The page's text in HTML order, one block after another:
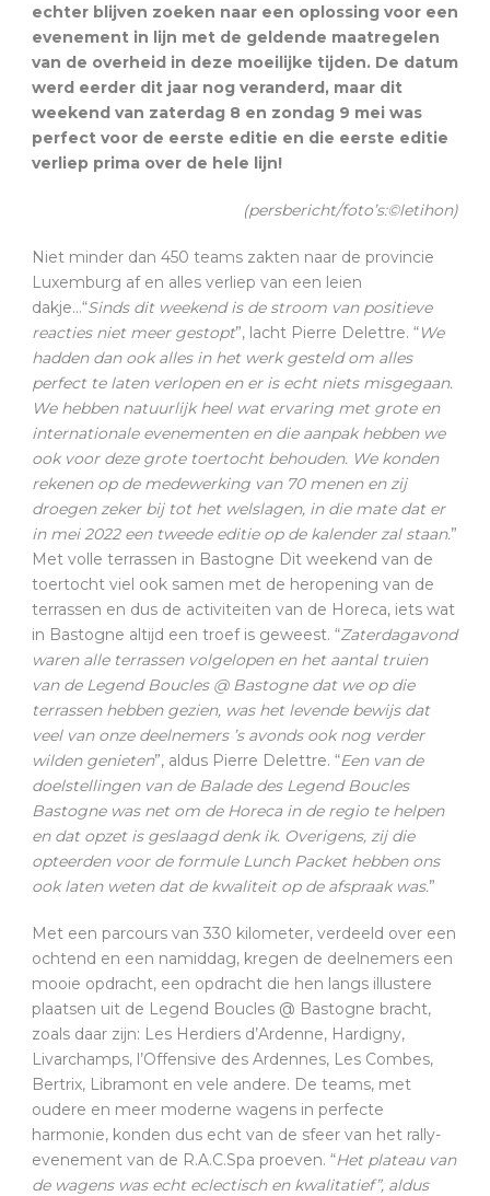
echter blijven zoeken naar een oplossing voor een
evenement in lijn met de geldende maatregelen
van de overheid in deze moeilijke tijden. De datum
werd eerder dit jaar nog veranderd, maar dit
weekend van zaterdag 8 en zondag 9 mei was
perfect voor de eerste editie en die eerste editie
verliep prima over de hele lijn!
(persbericht/foto’s:©letihon)
Niet minder dan 450 teams zakten naar de provincie
Luxemburg af en alles verliep van een leien
dakje…“Sinds dit weekend is de stroom van positieve
reacties niet meer gestopt”, lacht Pierre Delettre. “We
hadden dan ook alles in het werk gesteld om alles
perfect te laten verlopen en er is echt niets misgegaan.
We hebben natuurlijk heel wat ervaring met grote en
internationale evenementen en die aanpak hebben we
ook voor deze grote toertocht behouden. We konden
rekenen op de medewerking van 70 menen en zij
droegen zeker bij tot het welslagen, in die mate dat er
in mei 2022 een tweede editie op de kalender zal staan.”
Met volle terrassen in Bastogne Dit weekend van de
toertocht viel ook samen met de heropening van de
terrassen en dus de activiteiten van de Horeca, iets wat
in Bastogne altijd een troef is geweest. “Zaterdagavond
waren alle terrassen volgelopen en het aantal truien
van de Legend Boucles @ Bastogne dat we op die
terrassen hebben gezien, was het levende bewijs dat
veel van onze deelnemers ’s avonds ook nog verder
wilden genieten”, aldus Pierre Delettre. “Een van de
doelstellingen van de Balade des Legend Boucles
Bastogne was net om de Horeca in de regio te helpen
en dat opzet is geslaagd denk ik. Overigens, zij die
opteerden voor de formule Lunch Packet hebben ons
ook laten weten dat de kwaliteit op de afspraak was.”
Met een parcours van 330 kilometer, verdeeld over een
ochtend en een namiddag, kregen de deelnemers een
mooie opdracht, een opdracht die hen langs illustere
plaatsen uit de Legend Boucles @ Bastogne bracht,
zoals daar zijn: Les Herdiers d’Ardenne, Hardigny,
Livarchamps, l’Offensive des Ardennes, Les Combes,
Bertrix, Libramont en vele andere. De teams, met
oudere en meer moderne wagens in perfecte
harmonie, konden dus echt van de sfeer van het rally-
evenement van de R.A.C.Spa proeven. “Het plateau van
de wagens was echt eclectisch en kwalitatief”, aldus